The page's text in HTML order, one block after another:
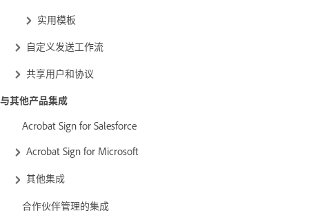
实用模板
自定义发送工作流
共享用户和协议
与其他产品集成
Acrobat Sign for Salesforce
Acrobat Sign for Microsoft
其他集成
合作伙伴管理的集成